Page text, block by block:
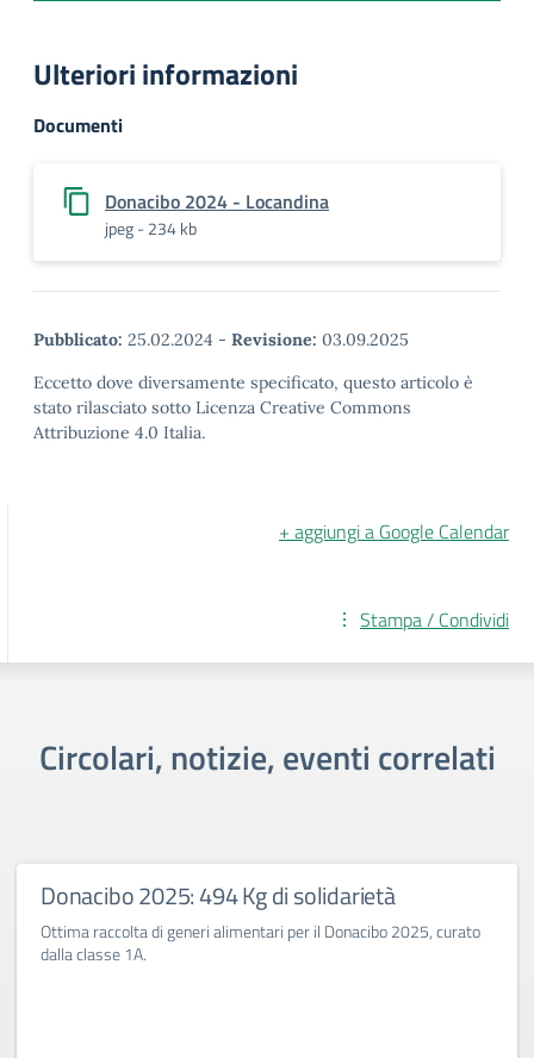
Ulteriori informazioni
Documenti
Donacibo 2024 - Locandina
jpeg - 234 kb
Pubblicato: 25.02.2024 - Revisione: 03.09.2025
Eccetto dove diversamente specificato, questo articolo è
stato rilasciato sotto Licenza Creative Commons
Attribuzione 4.0 Italia.
+ aggiungi a Google Calendar
Stampa / Condividi
Circolari, notizie, eventi correlati
Donacibo 2025: 494 Kg di solidarietà
Ottima raccolta di generi alimentari per il Donacibo 2025, curato
dalla classe 1A.